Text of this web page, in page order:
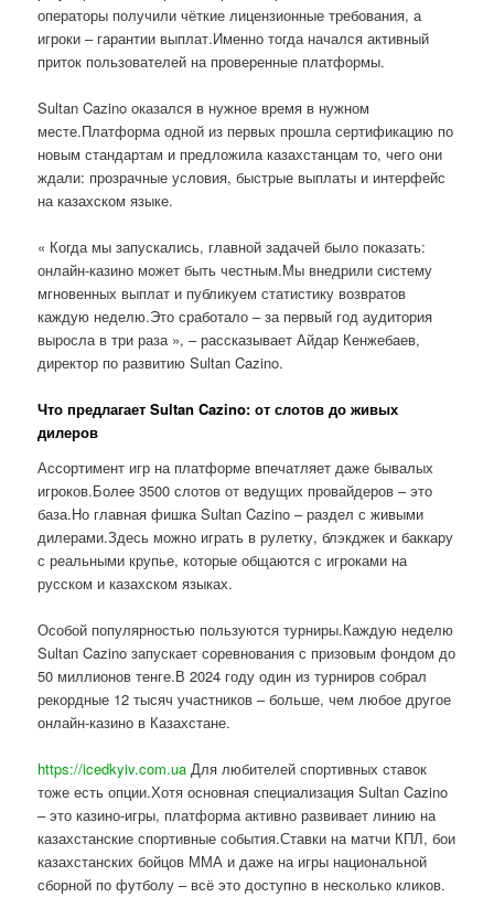
операторы получили чёткие лицензионные требования, а
игроки – гарантии выплат.Именно тогда начался активный
приток пользователей на проверенные платформы.
Sultan Cazino оказался в нужное время в нужном
месте.Платформа одной из первых прошла сертификацию по
новым стандартам и предложила казахстанцам то, чего они
ждали: прозрачные условия, быстрые выплаты и интерфейс
на казахском языке.
« Когда мы запускались, главной задачей было показать:
онлайн-казино может быть честным.Мы внедрили систему
мгновенных выплат и публикуем статистику возвратов
каждую неделю.Это сработало – за первый год аудитория
выросла в три раза », – рассказывает Айдар Кенжебаев,
директор по развитию Sultan Cazino.
Что предлагает Sultan Cazino: от слотов до живых
дилеров
Ассортимент игр на платформе впечатляет даже бывалых
игроков.Более 3500 слотов от ведущих провайдеров – это
база.Но главная фишка Sultan Cazino – раздел с живыми
дилерами.Здесь можно играть в рулетку, блэкджек и баккару
с реальными крупье, которые общаются с игроками на
русском и казахском языках.
Особой популярностью пользуются турниры.Каждую неделю
Sultan Cazino запускает соревнования с призовым фондом до
50 миллионов тенге.В 2024 году один из турниров собрал
рекордные 12 тысяч участников – больше, чем любое другое
онлайн-казино в Казахстане.
https://icedkyiv.com.ua Для любителей спортивных ставок
тоже есть опции.Хотя основная специализация Sultan Cazino
– это казино-игры, платформа активно развивает линию на
казахстанские спортивные события.Ставки на матчи КПЛ, бои
казахстанских бойцов ММА и даже на игры национальной
сборной по футболу – всё это доступно в несколько кликов.